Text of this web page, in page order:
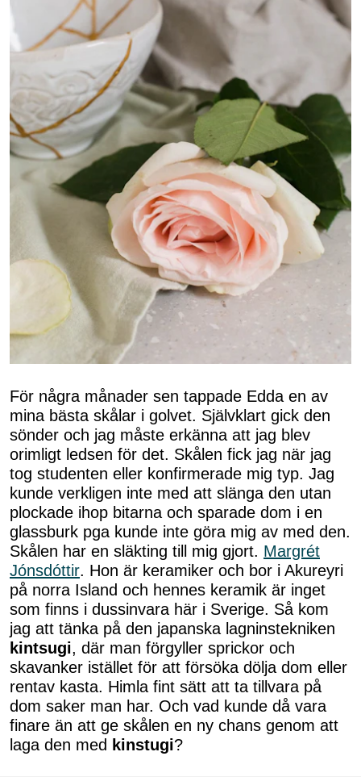
För några månader sen tappade Edda en av
mina bästa skålar i golvet. Självklart gick den
sönder och jag måste erkänna att jag blev
orimligt ledsen för det. Skålen fick jag när jag
tog studenten eller konfirmerade mig typ. Jag
kunde verkligen inte med att slänga den utan
plockade ihop bitarna och sparade dom i en
glassburk pga kunde inte göra mig av med den.
Skålen har en släkting till mig gjort. Margrét
Jónsdóttir. Hon är keramiker och bor i Akureyri
på norra Island och hennes keramik är inget
som finns i dussinvara här i Sverige. Så kom
jag att tänka på den japanska lagninstekniken
kintsugi, där man förgyller sprickor och
skavanker istället för att försöka dölja dom eller
rentav kasta. Himla fint sätt att ta tillvara på
dom saker man har. Och vad kunde då vara
finare än att ge skålen en ny chans genom att
laga den med kinstugi?